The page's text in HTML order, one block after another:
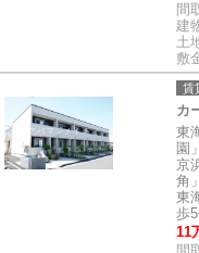
間
建
土
敷
賃
カ
東
園
京
角
東
歩
11